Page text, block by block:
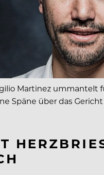
Martinez ummantelt
Späne über das